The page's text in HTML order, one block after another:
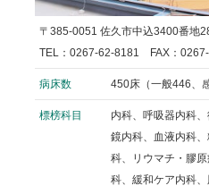
〒385-0051 佐久市中込3400番地
TEL：0267-62-8181 FAX：
病床数 450床（一般446、
標榜科目
内科、呼吸器内科
鏡内科、血液内科
科、リウマチ・膠
科、緩和ケア内科